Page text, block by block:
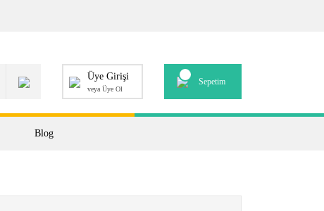
Üye Girişi
veya Üye Ol
Sepetim
Blog